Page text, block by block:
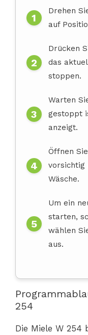
Drehen
auf
Drücken
das
stoppen.
Warten
gestoppt
anzeigt.
Öffnen
vorsichtig
Wäsche.
Um ein
starten,
wählen
aus.
254
Die Miele W 254